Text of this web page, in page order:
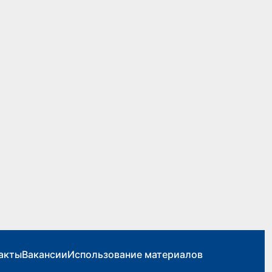
ВакансииИспользование материалов